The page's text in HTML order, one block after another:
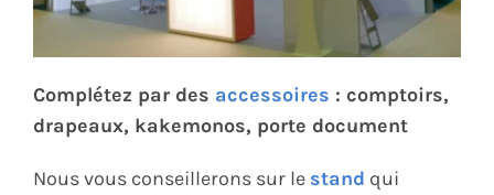
Complétez par des accessoires : comptoirs,
drapeaux, kakemonos, porte document
Nous vous conseillerons sur le stand qui